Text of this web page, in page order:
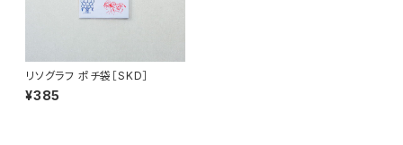
リソグラフ ポチ袋［SKD］
¥385